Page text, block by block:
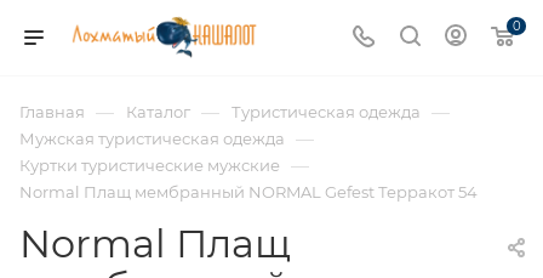
0
Главная — Каталог — Туристическая одежда —
Мужская туристическая одежда —
Куртки туристические мужские —
Normal Плащ мембранный NORMAL Gefest Терракот 54
Normal Плащ